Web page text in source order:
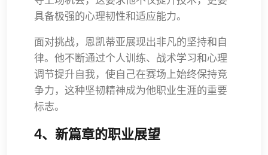
具备极强的心理韧性和适应能力。
面对挑战，恩凯蒂亚展现出非凡的坚持和自
律。他不断通过个人训练、战术学习和心理
调节提升自我，使自己在赛场上始终保持竞
争力，这种坚韧精神成为他职业生涯的重要
标志。
4、新篇章的职业展望